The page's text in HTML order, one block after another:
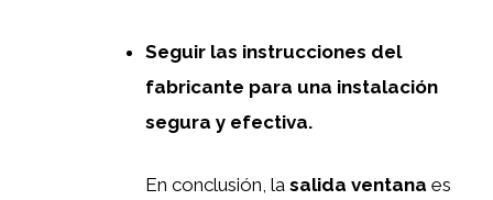
Seguir las instrucciones del
fabricante para una instalación
segura y efectiva.
En conclusión, la salida ventana es